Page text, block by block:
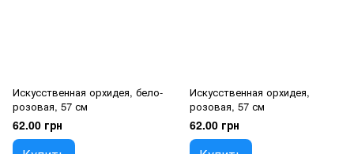
Искусственная орхидея, бело-
розовая, 57 см
62.00 грн
Искусственная орхидея,
розовая, 57 см
62.00 грн